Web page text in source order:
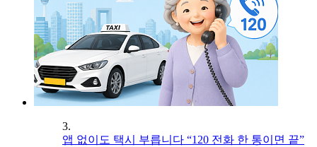
3.
앱 없이도 택시 부릅니다 “120 전화 한 통이면 끝”